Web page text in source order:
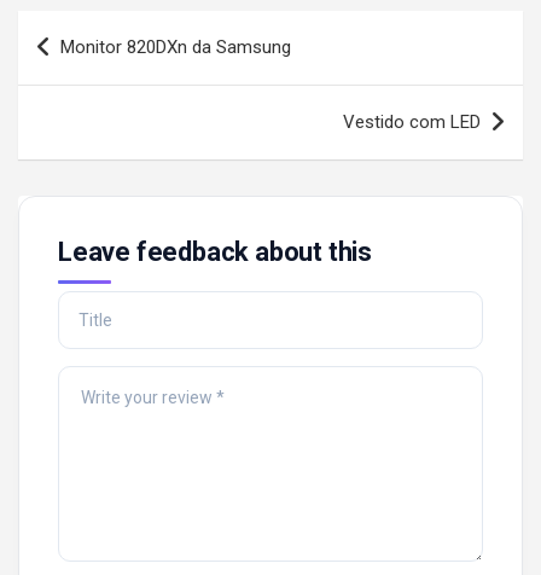
Post
navigation
Monitor 820DXn da Samsung
Vestido com LED
Leave feedback about this